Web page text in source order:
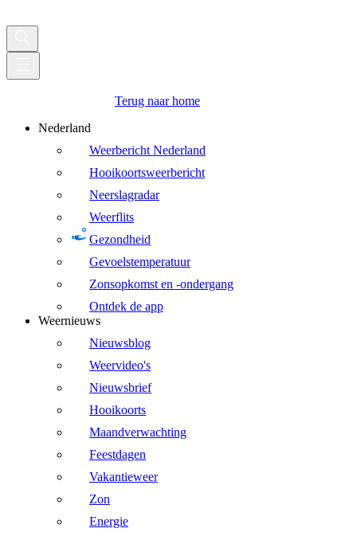
Terug naar home
Nederland
Weerbericht Nederland
Hooikoortsweerbericht
Neerslagradar
Weerflits
Gezondheid
Gevoelstemperatuur
Zonsopkomst en -ondergang
Ontdek de app
Weernieuws
Nieuwsblog
Weervideo's
Nieuwsbrief
Hooikoorts
Maandverwachting
Feestdagen
Vakantieweer
Zon
Energie